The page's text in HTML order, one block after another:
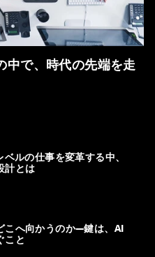
中で、時代の先端を走
ルの仕事を変革する中、
計とは
こへ向かうのか―鍵は、AI
こと